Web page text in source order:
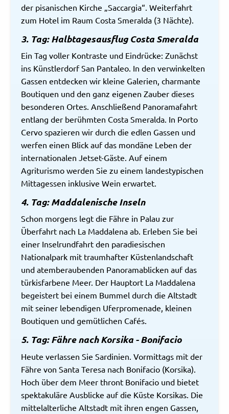
der pisanischen Kirche „Saccargia“. Weiterfahrt
zum Hotel im Raum Costa Smeralda (3 Nächte).
3. Tag: Halbtagesausflug Costa Smeralda
Ein Tag voller Kontraste und Eindrücke: Zunächst
ins Künstlerdorf San Pantaleo. In den verwinkelten
Gassen entdecken wir kleine Galerien, charmante
Boutiquen und den ganz eigenen Zauber dieses
besonderen Ortes. Anschließend Panoramafahrt
entlang der berühmten Costa Smeralda. In Porto
Cervo spazieren wir durch die edlen Gassen und
werfen einen Blick auf das mondäne Leben der
internationalen Jetset-Gäste. Auf einem
Agriturismo werden Sie zu einem landestypischen
Mittagessen inklusive Wein erwartet.
4. Tag: Maddalenische Inseln
Schon morgens legt die Fähre in Palau zur
Überfahrt nach La Maddalena ab. Erleben Sie bei
einer Inselrundfahrt den paradiesischen
Nationalpark mit traumhafter Küstenlandschaft
und atemberaubenden Panoramablicken auf das
türkisfarbene Meer. Der Hauptort La Maddalena
begeistert bei einem Bummel durch die Altstadt
mit seiner lebendigen Uferpromenade, kleinen
Boutiquen und gemütlichen Cafés.
5. Tag: Fähre nach Korsika - Bonifacio
Heute verlassen Sie Sardinien. Vormittags mit der
Fähre von Santa Teresa nach Bonifacio (Korsika).
Hoch über dem Meer thront Bonifacio und bietet
spektakuläre Ausblicke auf die Küste Korsikas. Die
mittelalterliche Altstadt mit ihren engen Gassen,